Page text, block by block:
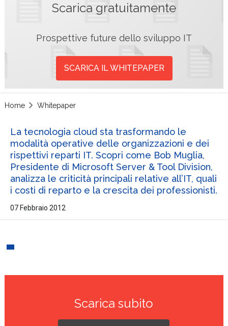
Scarica gratuitamente
Prospettive future dello sviluppo IT
SCARICA IL WHITEPAPER
Home Whitepaper
La tecnologia cloud sta trasformando le
modalità operative delle organizzazioni e dei
rispettivi reparti IT. Scopri come Bob Muglia,
Presidente di Microsoft Server & Tool Division,
analizza le criticità principali relative all’IT, quali
i costi di reparto e la crescita dei professionisti.
07 Febbraio 2012
Scarica subito